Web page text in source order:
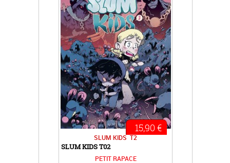
SLUM KIDS T2
SLUM KIDS T02
PETIT RAPACE
15,90 €